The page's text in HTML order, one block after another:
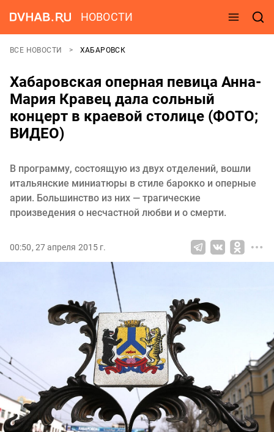
НОВОСТИ
ВСЕ НОВОСТИ ХАБАРОВСК
Хабаровская оперная певица Анна-
Мария Кравец дала сольный
концерт в краевой столице (ФОТО;
ВИДЕО)
В программу, состоящую из двух отделений, вошли
итальянские миниатюры в стиле барокко и оперные
арии. Большинство из них — трагические
произведения о несчастной любви и о смерти.
00:50, 27 апреля 2015 г.